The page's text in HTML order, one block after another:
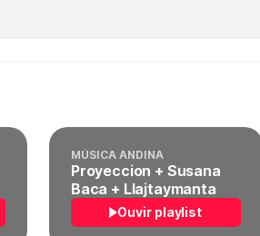
MÚSICA ANDINA
Proyeccion + Susana
Baca + Llajtaymanta
Ouvir playlist